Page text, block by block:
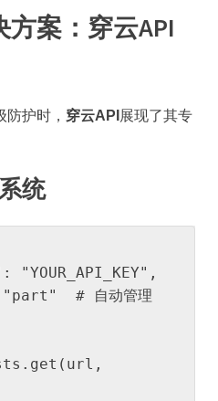
案：穿云API
护时，​ ​穿云API​ ​展现了其专
统​